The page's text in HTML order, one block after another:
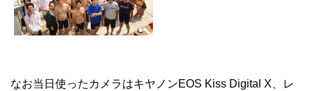
なお当日使ったカメラはキヤノンEOS Kiss Digital X、レ